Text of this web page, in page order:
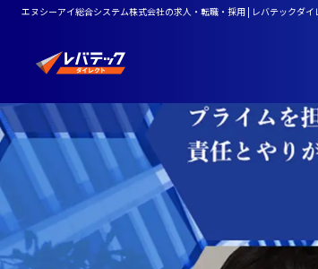
エヌシーアイ総合システム株式会社の求人・転職・採用 | レバテックダイ